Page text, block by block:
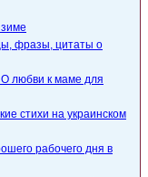
фразы, цитаты о
любви к маме для
стихи на украинском
рабочего дня в